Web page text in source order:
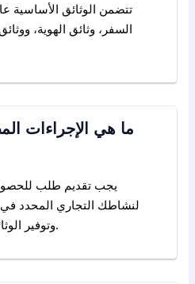
تتضمن الوثائق الأساسية
السفر، وثائق الهوية،
ما هي الإجراءات
يجب تقديم طلب
لنشاطك التجاري المحدد في
وتوفير الوثائق المطلوبة لهذا الغرض.